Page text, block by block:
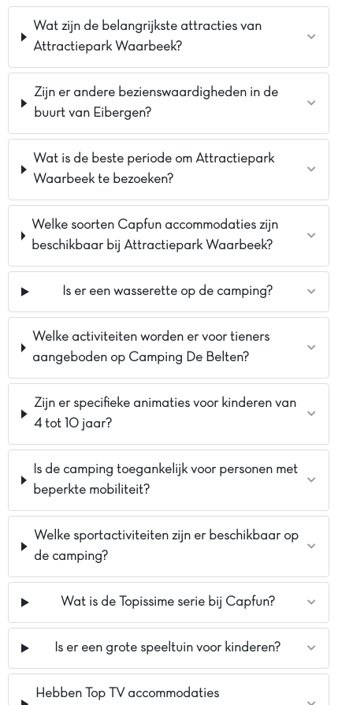
Wat zijn de belangrijkste attracties van
Attractiepark Waarbeek?
Zijn er andere bezienswaardigheden in de
buurt van Eibergen?
Wat is de beste periode om Attractiepark
Waarbeek te bezoeken?
Welke soorten Capfun accommodaties zijn
beschikbaar bij Attractiepark Waarbeek?
Is er een wasserette op de camping?
Welke activiteiten worden er voor tieners
aangeboden op Camping De Belten?
Zijn er specifieke animaties voor kinderen van
4 tot 10 jaar?
Is de camping toegankelijk voor personen met
beperkte mobiliteit?
Welke sportactiviteiten zijn er beschikbaar op
de camping?
Wat is de Topissime serie bij Capfun?
Is er een grote speeltuin voor kinderen?
Hebben Top TV accommodaties